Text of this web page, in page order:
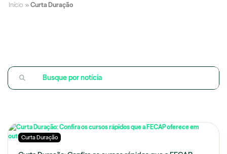
Início » Curta Duração
Curta Duração